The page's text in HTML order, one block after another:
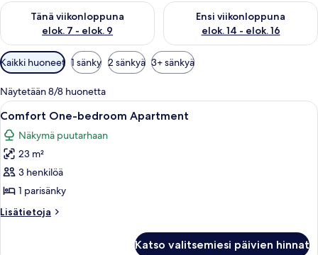
Tänä viikonloppuna
elok. 7 - elok. 9
Tarkista tämän viikonlopun saatavuus elok. 7 - elok. 9
Ensi viikonloppuna
elok. 14 - elok. 16
Tarkista ensi viikonlopun
Huoneille
saatavilla
olevia
suodattimia
Kaikki huoneet 1 sänky 2 sänkyä 3+ sänkyä
Näytetään 8/8 huonetta
Avaa
kaikki
huonetyypin
Comfort
One-
bedroom
Apartment
kuvat
Siististi pedattu sänky valkoisilla
7
Comfort One-bedroom Apartment
Näkymä puutarhaan
23 m²
3 henkilöä
1 parisänky
Lisätietoja
Lisätietoja
Katso valitsemiesi päivien hinnat